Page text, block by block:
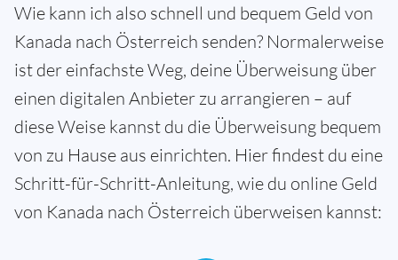
Wie kann ich also schnell und bequem Geld von
Kanada nach Österreich senden? Normalerweise
ist der einfachste Weg, deine Überweisung über
einen digitalen Anbieter zu arrangieren – auf
diese Weise kannst du die Überweisung bequem
von zu Hause aus einrichten. Hier findest du eine
Schritt-für-Schritt-Anleitung, wie du online Geld
von Kanada nach Österreich überweisen kannst: